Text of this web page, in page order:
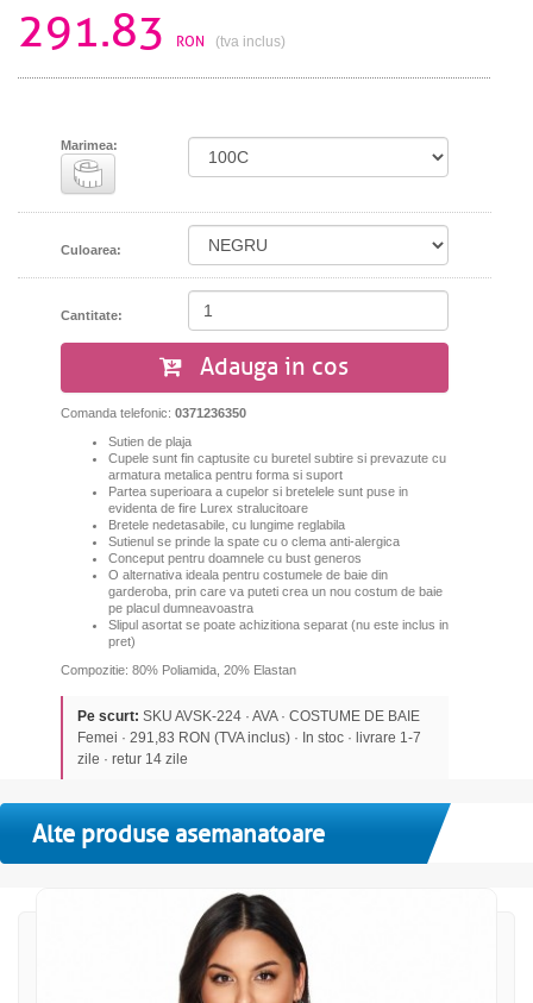
291.83 RON (tva inclus)
Marimea:
Culoarea:
Cantitate:
Adauga in cos
Comanda telefonic: 0371236350
Sutien de plaja
Cupele sunt fin captusite cu buretel subtire si prevazute cu
armatura metalica pentru forma si suport
Partea superioara a cupelor si bretelele sunt puse in
evidenta de fire Lurex stralucitoare
Bretele nedetasabile, cu lungime reglabila
Sutienul se prinde la spate cu o clema anti-alergica
Conceput pentru doamnele cu bust generos
O alternativa ideala pentru costumele de baie din
garderoba, prin care va puteti crea un nou costum de baie
pe placul dumneavoastra
Slipul asortat se poate achizitiona separat (nu este inclus in
pret)
Compozitie: 80% Poliamida, 20% Elastan
Pe scurt: SKU AVSK-224 · AVA · COSTUME DE BAIE
Femei · 291,83 RON (TVA inclus) · In stoc · livrare 1-7
zile · retur 14 zile
Alte produse asemanatoare